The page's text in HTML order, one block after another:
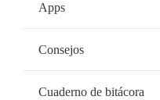
Apps
Consejos
Cuaderno de bitácora